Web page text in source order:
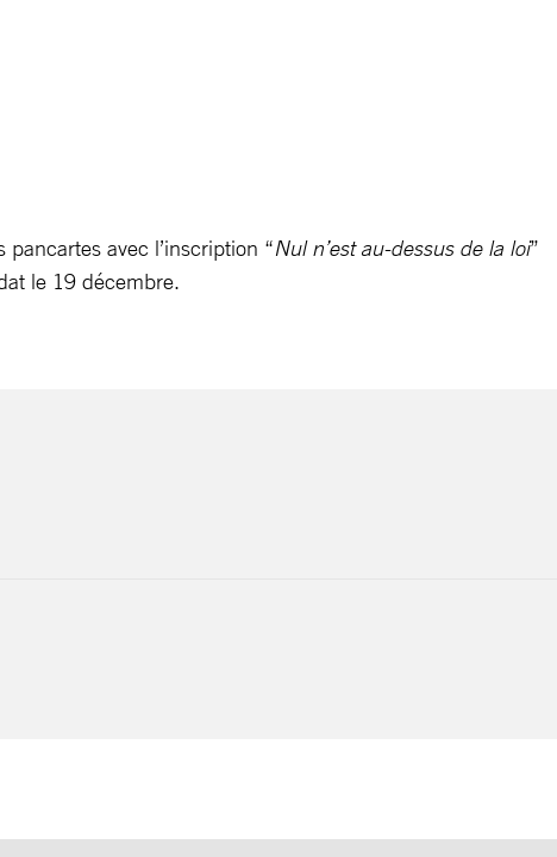
avec l’inscription “Nul n’est au-dessus de la loi”
le 19 décembre.